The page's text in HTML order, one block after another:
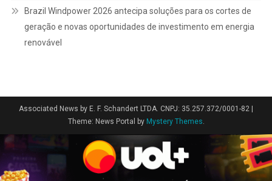
Brazil Windpower 2026 antecipa soluções para os cortes de
geração e novas oportunidades de investimento em energia
renovável
Associated News by E. F. Schandert LTDA. CNPJ: 35.257.372/0001-82
Theme: News Portal by Mystery Themes.